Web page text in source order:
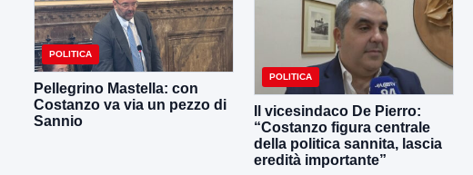
POLITICA
Pellegrino Mastella: con
Costanzo va via un pezzo di
Sannio
POLITICA
Il vicesindaco De Pierro:
“Costanzo figura centrale
della politica sannita, lascia
eredità importante”